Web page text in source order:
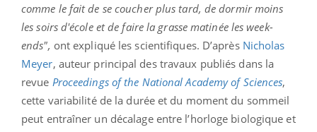
comme le fait de se coucher plus tard, de dormir moins
les soirs d'école et de faire la grasse matinée les week-
ends", ont expliqué les scientifiques. D’après Nicholas
Meyer, auteur principal des travaux publiés dans la
revue Proceedings of the National Academy of Sciences,
cette variabilité de la durée et du moment du sommeil
peut entraîner un décalage entre l’horloge biologique et